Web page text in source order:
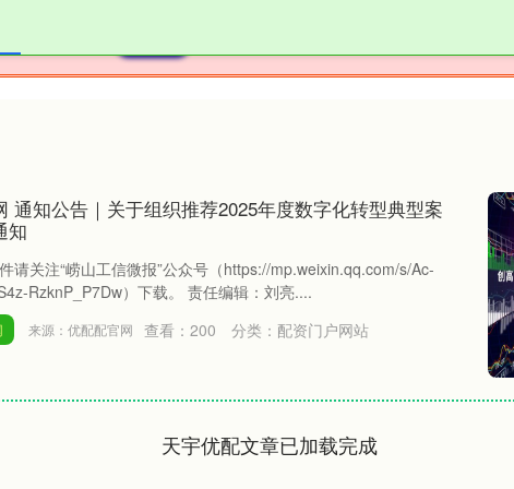
通知公告｜关于组织推荐2025年度数字化转型典型案
知
请关注“崂山工信微报”公众号（https://mp.weixin.qq.com/s/Ac-
RzknP_P7Dw）下载。 责任编辑：刘亮....
来源：优配配官网 查看： 200 分类： 配资门户网站
天宇优配文章已加载完成